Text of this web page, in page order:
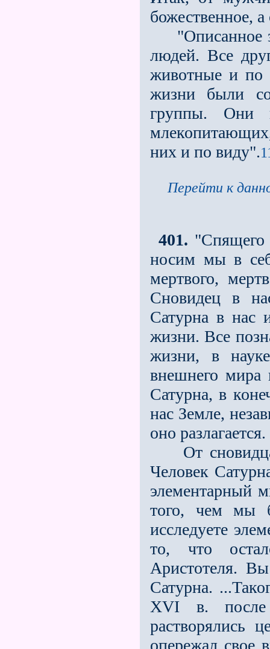
божественное,
"Описанное
людей. Все
животные и по
жизни были
группы. Они
них и по виду".
Перейти к
401. "Спящего
носим мы в
мертвого,
Сновидец в
Сатурна в нас
жизни. Все
жизни, в
внешнего мира
Сатурна, в
нас Земле,
оно разлагается.
От сновидца
Человек
элементарный
того, чем мы
исследуете
то, что
Аристотеля.
Сатурна.
XVI в. после
растворялись
опережал свое